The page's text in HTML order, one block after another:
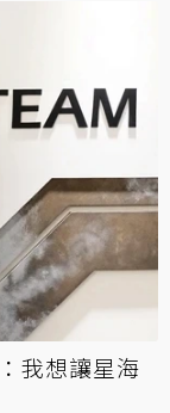
我想讓星海